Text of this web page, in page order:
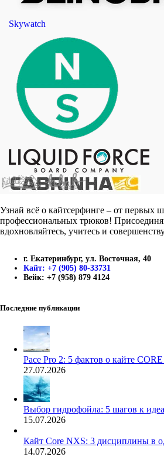
Skywatch
Узнай всё о кайтсерфинге – от первых
профессиональных трюков!
вдохновляйтесь, учитесь и
г. Екатеринбург, ул. Восточная, 40
Кайт: +7 (905) 80-33731
Вейк: +7 (958) 879 4124
Последние публикации
Pace Pro 2: 5 фактов о кайте
27.07.2026
Выбор гидрофойла: 5 шагов к
15.07.2026
Кайт Core NXS: 3 дисциплины в
14.07.2026